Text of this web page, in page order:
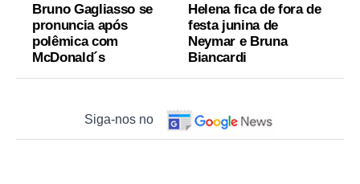
Bruno Gagliasso se
pronuncia após
polêmica com
McDonald´s
Helena fica de fora de
festa junina de
Neymar e Bruna
Biancardi
Siga-nos no